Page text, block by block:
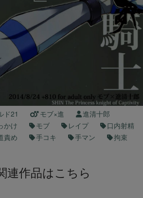
ド21 モブ×進
進清十郎
かけ モブ レイプ
口内射精
責め 手コキ 手マン 拘束
連作品はこちら